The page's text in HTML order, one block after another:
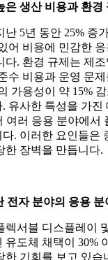
은 생산 비용과 환경
난 5년 동안 25% 증
어 비용에 민감한
다. 환경 규제는 제조
수 비용과 운영 문
가용성이 약 15%
유사한 특성을 가진
여러 응용 분야에서
. 이러한 요인들은
한 장벽을 만듭니다.
전자 분야의 응용 분
렉서블 디스플레이
유도체 채택이 30%
한 기회를 보고 있습